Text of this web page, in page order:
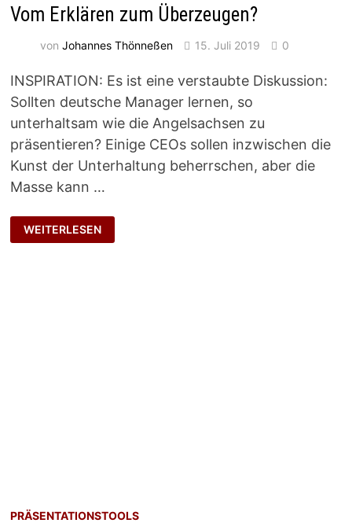
Vom Erklären zum Überzeugen?
vonJohannes Thönneßen 15. Juli 2019 0
INSPIRATION: Es ist eine verstaubte Diskussion:
Sollten deutsche Manager lernen, so
unterhaltsam wie die Angelsachsen zu
präsentieren? Einige CEOs sollen inzwischen die
Kunst der Unterhaltung beherrschen, aber die
Masse kann …
VOM
ERKLÄREN
ZUM
WEITERLESEN
PRÄSENTATIONSTOOLS